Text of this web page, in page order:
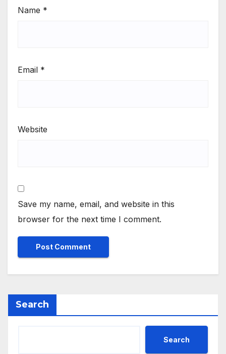
Name *
Email *
Website
Save my name, email, and website in this
browser for the next time I comment.
Search
Search